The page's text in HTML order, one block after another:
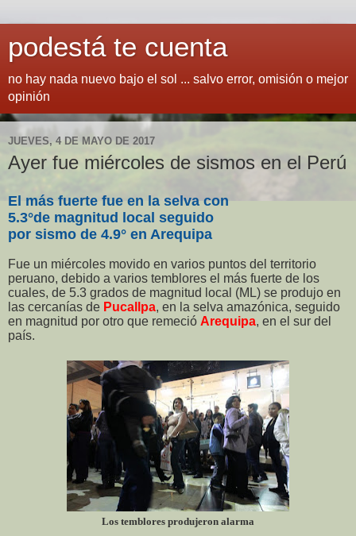
podestá te cuenta
no hay nada nuevo bajo el sol ... salvo error, omisión o mejor
opinión
JUEVES, 4 DE MAYO DE 2017
Ayer fue miércoles de sismos en el Perú
El más fuerte fue en la selva con
5.3°de magnitud local seguido
por sismo de 4.9° en Arequipa
Fue un miércoles movido en varios puntos del territorio
peruano, debido a varios temblores el más fuerte de los
cuales, de 5.3 grados de magnitud local (ML) se produjo en
las cercanías de Pucallpa, en la selva amazónica, seguido
en magnitud por otro que remeció Arequipa, en el sur del
país.
Los temblores produjeron alarma